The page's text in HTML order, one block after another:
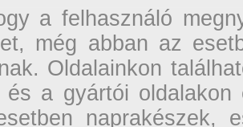
a felhasználó
még abban az
Oldalainkon
a gyártói oldalakon
naprakészek,